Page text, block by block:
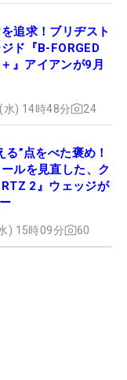
追求！ブリヂスト
ド『B-FORGED
』アイアンが9月
水) 14時48分 24
”点をべた褒め！
ルを見直した、ク
2』ウェッジが
) 15時09分 60